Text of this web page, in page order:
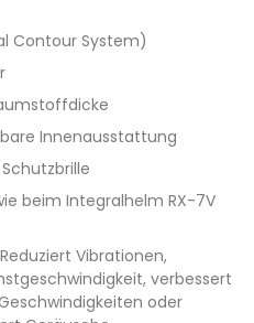
Contour System)
Innenausstattung
beim Integralhelm RX-7V
Vibrationen,
verbessert
oder